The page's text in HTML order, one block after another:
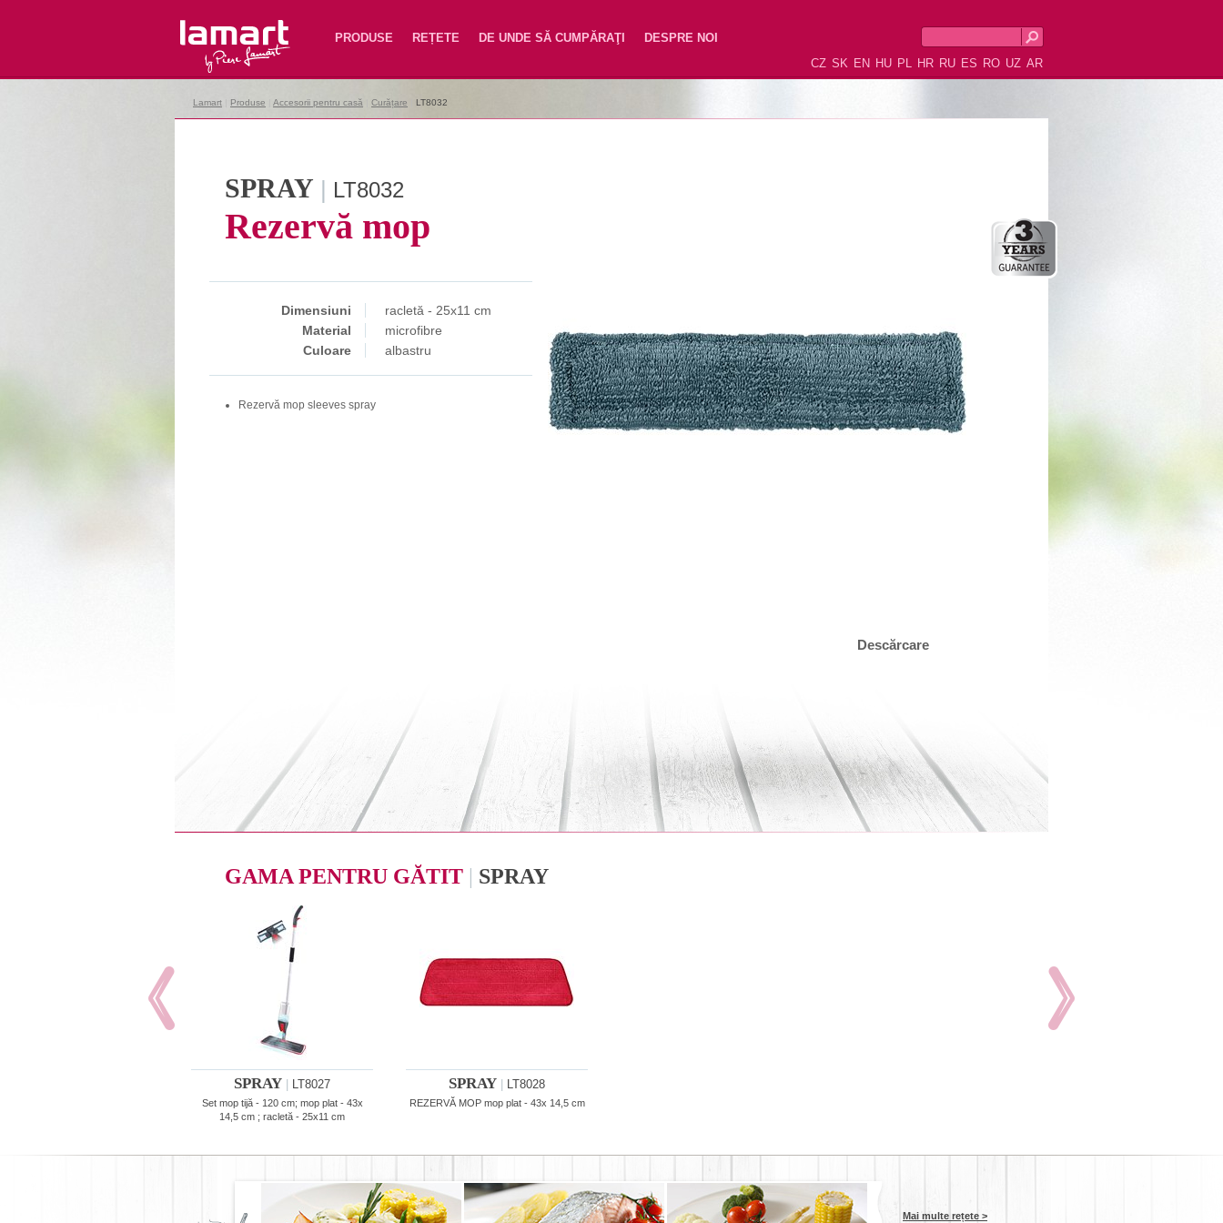
Lamart PRODUSE REȚETE DE UNDE SĂ CUMPĂRAŢI
DESPRE NOI
CZ SK EN HU PL HR RU ES RO UZ AR
Lamart Produse Accesorii pentru casă Curățare LT8032
Descărcare
SPRAY | LT8032
Rezervă mop
Dimensiuni
racletă - 25x11 cm
Material
microfibre
Culoare
albastru
Rezervă mop sleeves spray
GAMA PENTRU GĂTIT | SPRAY
SPRAY LT8027
Set mop tijă - 120 cm; mop plat - 43x
14,5 cm ; racletă - 25x11 cm
SPRAY LT8028
REZERVĂ MOP mop plat - 43x 14,5 cm
Mai multe rețete >